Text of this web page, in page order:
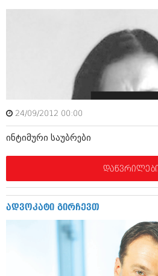
ივლისი 2014 (313)
ივნისი 2014 (366)
მაისი 2014 (313)
აპრილი 2014 (290)
მარტი 2014 (413)
თებერვალი 2014 (318)
იანვარი 2014 (297)
დეკემბერი 2013 (365)
ნოემბერი 2013 (279)
ოქტომბერი 2013 (256)
ივნისი 2013 (212)
აპრილი 2013 (304)
მარტი 2013 (352)
თებერვალი 2013 (204)
იანვარი 2013 (334)
დეკემბერი 2012 (98)
ნოემბერი 2012 (295)
24/09/2012 00:00
ინტიმური საუბრები
ადვოკატი გირჩევთ